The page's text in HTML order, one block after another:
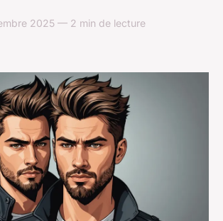
2025 — 2 min de lecture